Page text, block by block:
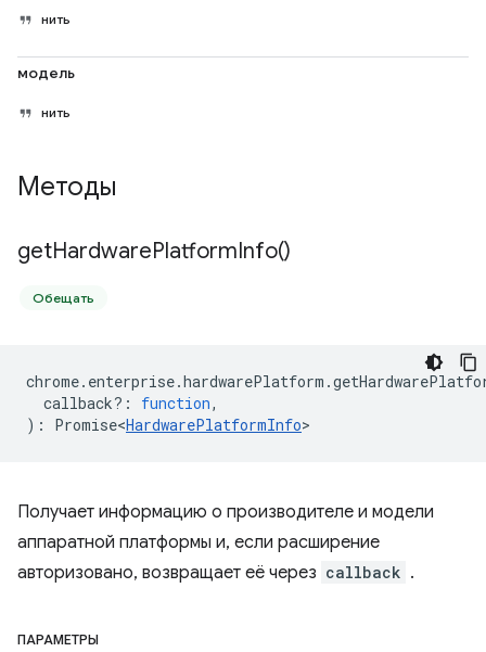
нить
модель
нить
Методы
getHardwarePlatformInfo()
Обещать
chrome. enterprise.hardwarePlatform .
callback? : function,
) : Promise<HardwarePlatformInfo>
Получает информацию о производителе и модели
аппаратной платформы и, если расширение
авторизовано, возвращает её через callback .
ПАРАМЕТРЫ